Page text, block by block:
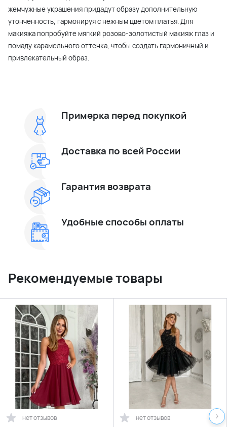
жемчужные украшения придадут образу дополнительную
утонченность, гармонируя с нежным цветом платья. Для
макияжа попробуйте мягкий розово-золотистый макияж глаз и
помаду карамельного оттенка, чтобы создать гармоничный и
привлекательный образ.
Примерка перед покупкой
Доставка по всей России
Гарантия возврата
Удобные способы оплаты
Рекомендуемые товары
нет отзывов нет отзывов